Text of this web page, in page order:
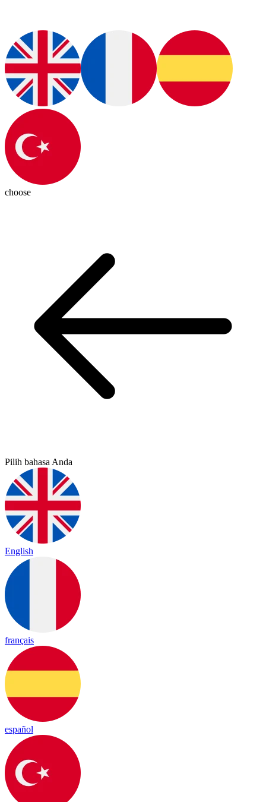
choose
Pilih bahasa Anda
English
français
español